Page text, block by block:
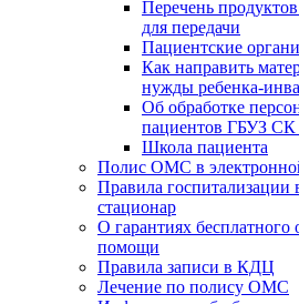
Перечень
для передачи
Пациентские
Как направить
нужды ребенка-
Об обработке
пациентов ГБУЗ
Школа пациента
Полис ОМС в
Правила госпитализации
стационар
О гарантиях бесплатного
помощи
Правила записи в КДЦ
Лечение по полису ОМС